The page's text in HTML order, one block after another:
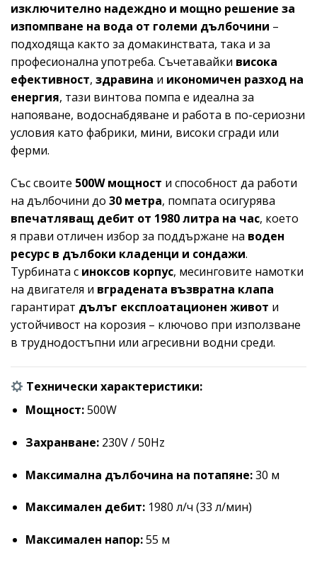
изключително надеждно и мощно решение за
изпомпване на вода от големи дълбочини –
подходяща както за домакинствата, така и за
професионална употреба. Съчетавайки висока
ефективност, здравина и икономичен разход на
енергия, тази винтова помпа е идеална за
напояване, водоснабдяване и работа в по-сериозни
условия като фабрики, мини, високи сгради или
ферми.
Със своите 500W мощност и способност да работи
на дълбочини до 30 метра, помпата осигурява
впечатляващ дебит от 1980 литра на час, което
я прави отличен избор за поддържане на воден
ресурс в дълбоки кладенци и сондажи.
Турбината с иноксов корпус, месинговите намотки
на двигателя и вградената възвратна клапа
гарантират дълъг експлоатационен живот и
устойчивост на корозия – ключово при използване
в труднодостъпни или агресивни водни среди.
Технически характеристики:
Мощност:500W
Захранване:230V / 50Hz
Максимална дълбочина на потапяне:30 м
Максимален дебит:1980 л/ч (33 л/мин)
Максимален напор:55 м